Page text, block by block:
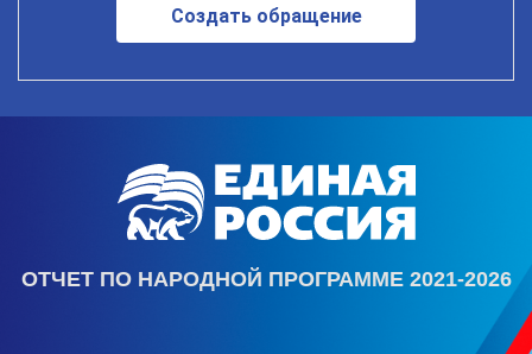
Создать обращение
ОТЧЕТ ПО НАРОДНОЙ ПРОГРАММЕ 2021-2026